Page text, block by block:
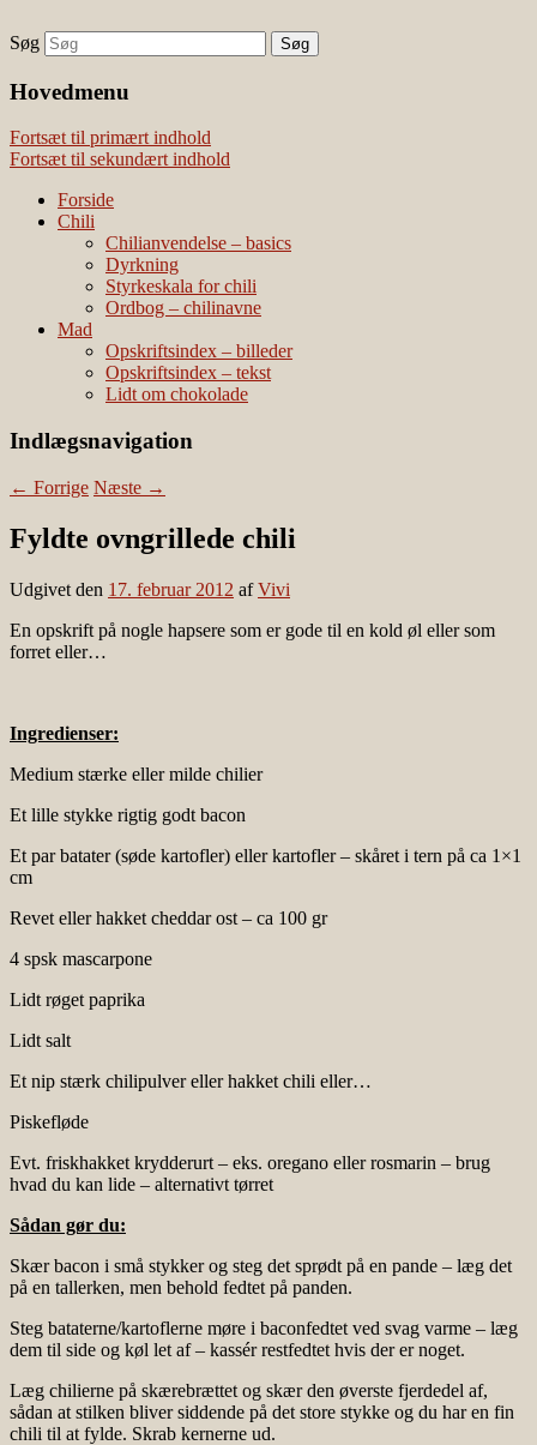
Наши партнеры
лучшие займы
Vivis chili
chili – dyrkning og mad
Søg
Hovedmenu
Fortsæt til primært indhold
Fortsæt til sekundært indhold
Forside
Chili
Chilianvendelse – basics
Dyrkning
Styrkeskala for chili
Ordbog – chilinavne
Mad
Opskriftsindex – billeder
Opskriftsindex – tekst
Lidt om chokolade
Indlægsnavigation
← Forrige Næste →
Fyldte ovngrillede chili
Udgivet den 17. februar 2012 afVivi
En opskrift på nogle hapsere som er gode til en kold øl eller som
forret eller…
Ingredienser:
Medium stærke eller milde chilier
Et lille stykke rigtig godt bacon
Et par batater (søde kartofler) eller kartofler – skåret i tern på ca 1×1
cm
Revet eller hakket cheddar ost – ca 100 gr
4 spsk mascarpone
Lidt røget paprika
Lidt salt
Et nip stærk chilipulver eller hakket chili eller…
Piskefløde
Evt. friskhakket krydderurt – eks. oregano eller rosmarin – brug
hvad du kan lide – alternativt tørret
Sådan gør du:
Skær bacon i små stykker og steg det sprødt på en pande – læg det
på en tallerken, men behold fedtet på panden.
Steg bataterne/kartoflerne møre i baconfedtet ved svag varme – læg
dem til side og køl let af – kassér restfedtet hvis der er noget.
Læg chilierne på skærebrættet og skær den øverste fjerdedel af,
sådan at stilken bliver siddende på det store stykke og du har en fin
chili til at fylde. Skrab kernerne ud.